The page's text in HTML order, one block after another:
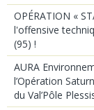
OPÉRATION «
l'offensive
(95) !
AURA
l’Opération
du Val’Pôle